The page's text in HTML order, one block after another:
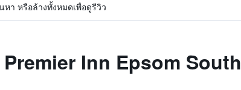
า หรือล้างทั้งหมดเพื่อดูรีวิว
Inn Epsom South